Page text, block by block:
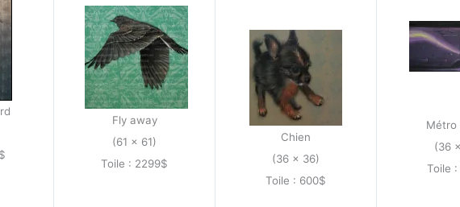
Fly away
(61 x 61)
Toile : 2299$
Chien
(36 x 36)
Toile : 600$
Métro
(36
Toile